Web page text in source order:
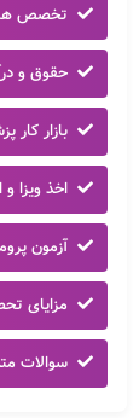
تخصص
حقوق و
بازار کار
اخذ ویزا
آزمون
مزایای
سوالات